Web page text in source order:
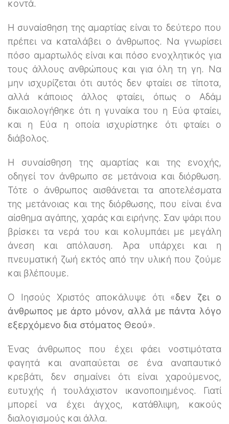
κοντά.
Η συναίσθηση της αμαρτίας είναι το δεύτερο που
πρέπει να καταλάβει ο άνθρωπος. Να γνωρίσει
πόσο αμαρτωλός είναι και πόσο ενοχλητικός για
τους άλλους ανθρώπους και για όλη τη γη. Να
μην ισχυρίζεται ότι αυτός δεν φταίει σε τίποτα,
αλλά κάποιος άλλος φταίει, όπως ο Αδάμ
δικαιολογήθηκε ότι η γυναίκα του η Εύα φταίει,
και η Εύα η οποία ισχυρίστηκε ότι φταίει ο
διάβολος.
Η συναίσθηση της αμαρτίας και της ενοχής,
οδηγεί τον άνθρωπο σε μετάνοια και διόρθωση.
Τότε ο άνθρωπος αισθάνεται τα αποτελέσματα
της μετάνοιας και της διόρθωσης, που είναι ένα
αίσθημα αγάπης, χαράς και ειρήνης. Σαν ψάρι που
βρίσκει τα νερά του και κολυμπάει με μεγάλη
άνεση και απόλαυση. Άρα υπάρχει και η
πνευματική ζωή εκτός από την υλική που ζούμε
και βλέπουμε.
Ο Ιησούς Χριστός αποκάλυψε ότι «δεν ζει ο
άνθρωπος με άρτο μόνον, αλλά με πάντα λόγο
εξερχόμενο δια στόματος Θεού».
Ένας άνθρωπος που έχει φάει νοστιμότατα
φαγητά και αναπαύεται σε ένα αναπαυτικό
κρεβάτι, δεν σημαίνει ότι είναι χαρούμενος,
ευτυχής ή τουλάχιστον ικανοποιημένος. Γιατί
μπορεί να έχει άγχος, κατάθλιψη, κακούς
διαλογισμούς και άλλα.